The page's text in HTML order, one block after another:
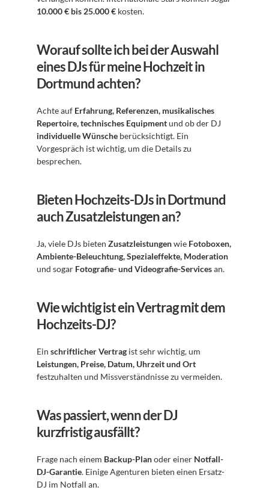
10.000 € bis 25.000 € kosten.
Worauf sollte ich bei der Auswahl
eines DJs für meine Hochzeit in
Dortmund achten?
Achte auf Erfahrung, Referenzen, musikalisches
Repertoire, technisches Equipment
individuelle Wünsche berücksichtigt. Ein
Vorgespräch ist wichtig, um die Details zu
besprechen.
Bieten Hochzeits-DJs in Dortmund
auch Zusatzleistungen an?
Ja, viele DJs bieten Zusatzleistungen wie Fotoboxen,
Ambiente-Beleuchtung, Spezialeffekte, Moderation
und sogar Fotografie- und Videografie-Services an.
Wie wichtig ist ein Vertrag mit dem
Hochzeits-DJ?
Ein schriftlicher Vertrag
Leistungen, Preise, Datum, Uhrzeit und Ort
festzuhalten und Missverständnisse zu vermeiden.
Was passiert, wenn der DJ
kurzfristig ausfällt?
Frage nach einem Backup-Plan oder einer Notfall-
DJ-Garantie. Einige Agenturen bieten einen Ersatz-
DJ im Notfall an.